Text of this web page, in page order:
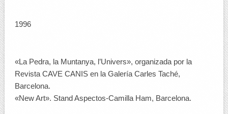
1996
«La Pedra, la Muntanya, l’Univers», organizada por la
Revista CAVE CANIS en la Galería Carles Taché,
Barcelona.
«New Art». Stand Aspectos-Camilla Ham, Barcelona.